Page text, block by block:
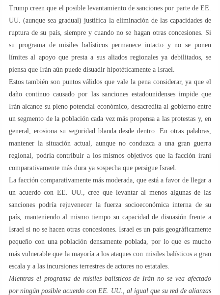
Trump creen que el posible levantamiento de sanciones por parte de EE.
UU. (aunque sea gradual) justifica la eliminación de las capacidades de
ruptura de su país, siempre y cuando no se hagan otras concesiones. Si
su programa de misiles balísticos permanece intacto y no se ponen
límites al apoyo que presta a sus aliados regionales ya debilitados, se
piensa que Irán aún puede disuadir hipotéticamente a Israel.
Estos también son puntos válidos que vale la pena considerar, ya que el
daño continuo causado por las sanciones estadounidenses impide que
Irán alcance su pleno potencial económico, desacredita al gobierno entre
un segmento de la población cada vez más propensa a las protestas y, en
general, erosiona su seguridad blanda desde dentro. En otras palabras,
mantener la situación actual, aunque no conduzca a una gran guerra
regional, podría contribuir a los mismos objetivos que la facción iraní
comparativamente más dura ya sospecha que persigue Israel.
La facción comparativamente más moderada, que está a favor de llegar a
un acuerdo con EE. UU., cree que levantar al menos algunas de las
sanciones podría rejuvenecer la fuerza socioeconómica interna de su
país, manteniendo al mismo tiempo su capacidad de disuasión frente a
Israel si no se hacen otras concesiones. Israel es un país geográficamente
pequeño con una población densamente poblada, por lo que es mucho
más vulnerable que la mayoría a los ataques con misiles balísticos a gran
escala y a las incursiones terrestres de actores no estatales.
Mientras el programa de misiles balísticos de Irán no se vea afectado
por ningún posible acuerdo con EE. UU., al igual que su red de alianzas